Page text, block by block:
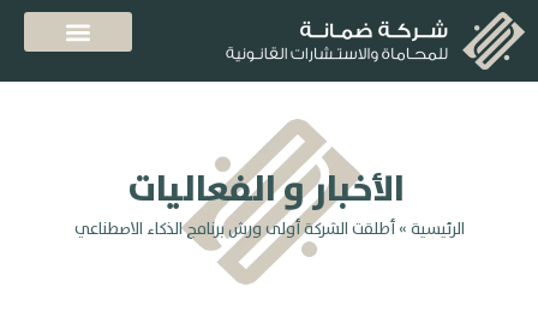
الأخبار و الفعاليات
الرئيسية»أطلقت الشركة أولى ورش برنامج الذكاء الاصطناعي